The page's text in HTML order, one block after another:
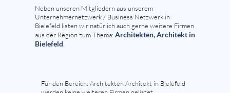
Neben unseren Mitgliedern aus unserem
Unternehmernetzwerk / Business Netzwerk in
Bielefeld listen wir natürlich auch gerne weitere Firmen
aus der Region zum Thema: Architekten, Architekt in
Bielefeld
Für den Bereich: Architekten Architekt in Bielefeld